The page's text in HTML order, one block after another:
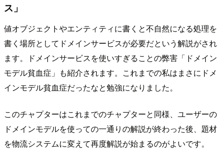
ス」
値オブジェクトやエンティティに書くと不自然になる処理を
書く場所としてドメインサービスが必要だという解説がされ
ます。ドメインサービスを使いすぎることの弊害「ドメイン
モデル貧血症」も紹介されます。これまでの私はまさにドメ
インモデル貧血症だったなと勉強になりました。
このチャプターはこれまでのチャプターと同様、ユーザーの
ドメインモデルを使っての一通りの解説が終わった後、題材
を物流システムに変えて再度解説が始まるのがよいです。